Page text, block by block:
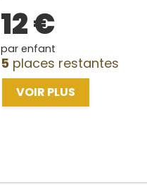
12 €
par enfant
5 places restantes
VOIR PLUS